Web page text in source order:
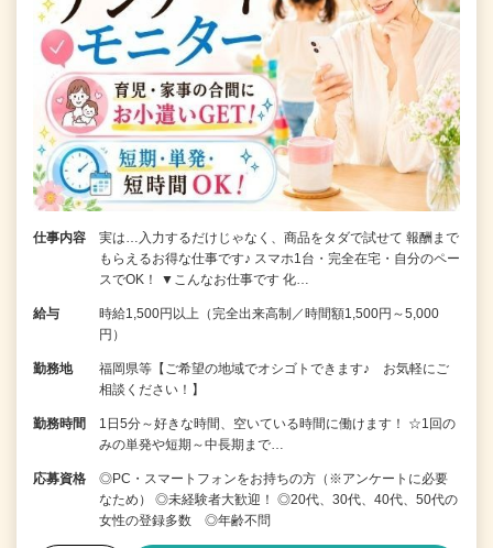
仕事内容
実は…入力するだけじゃなく、商品をタダで試せて 報酬まで
もらえるお得な仕事です♪ スマホ1台・完全在宅・自分のペー
スでOK！ ▼こんなお仕事です 化…
給与
時給1,500円以上（完全出来高制／時間額1,500円～5,000
円）
勤務地
福岡県等【ご希望の地域でオシゴトできます♪ お気軽にご
相談ください！】
勤務時間
1日5分～好きな時間、空いている時間に働けます！ ☆1回の
みの単発や短期～中長期まで…
応募資格
◎PC・スマートフォンをお持ちの方（※アンケートに必要
なため） ◎未経験者大歓迎！ ◎20代、30代、40代、50代の
女性の登録多数 ◎年齢不問